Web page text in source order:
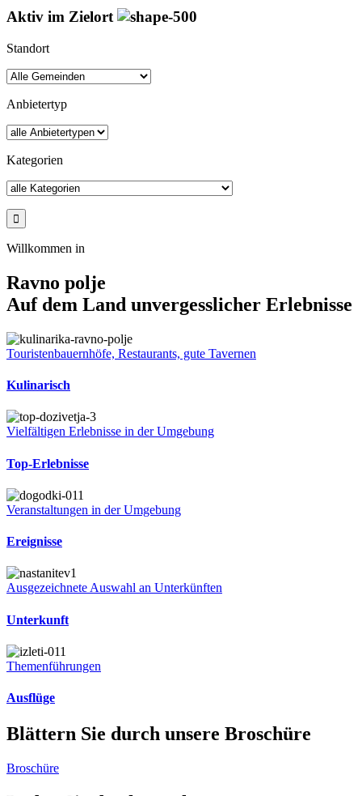
Aktiv im Zielort
Standort
Anbietertyp
Kategorien
Willkommen in
Ravno polje
Auf dem Land unvergesslicher Erlebnisse
Touristenbauernhöfe, Restaurants, gute Tavernen
Kulinarisch
Vielfältigen Erlebnisse in der Umgebung
Top-Erlebnisse
Veranstaltungen in der Umgebung
Ereignisse
Ausgezeichnete Auswahl an Unterkünften
Unterkunft
Themenführungen
Ausflüge
Blättern Sie durch unsere Broschüre
Broschüre